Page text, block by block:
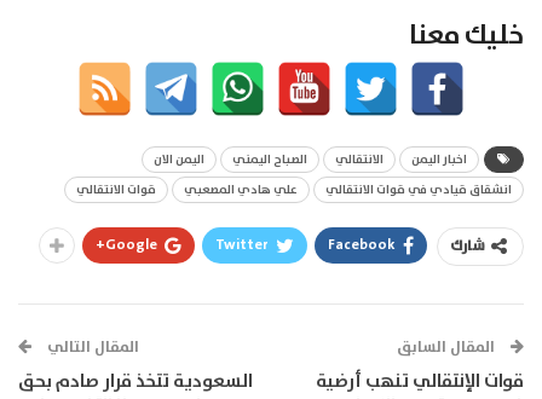
خليك معنا
اخبار اليمن الانتقالي الصباح اليمني
اليمن الان
انشقاق قيادي في قوات الانتقالي
علي هادي المصعبي قوات الانتقالي
شارك Facebook
Twitter
Google+
المقال السابق
قوات الإنتقالي تنهب أرضية
المقال التالي
السعودية تتخذ قرار صادم بحق